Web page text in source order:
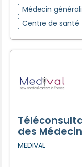
Médecin
Centre de santé
des
MEDIVAL